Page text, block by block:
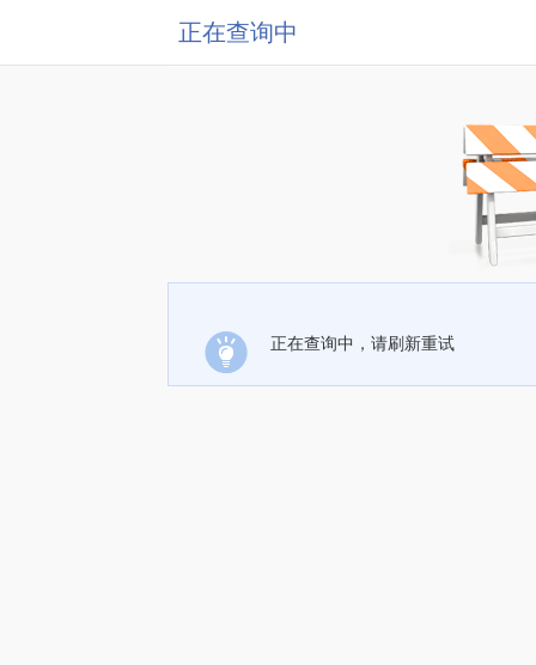
正在查询中
正在查询中，请刷新重试